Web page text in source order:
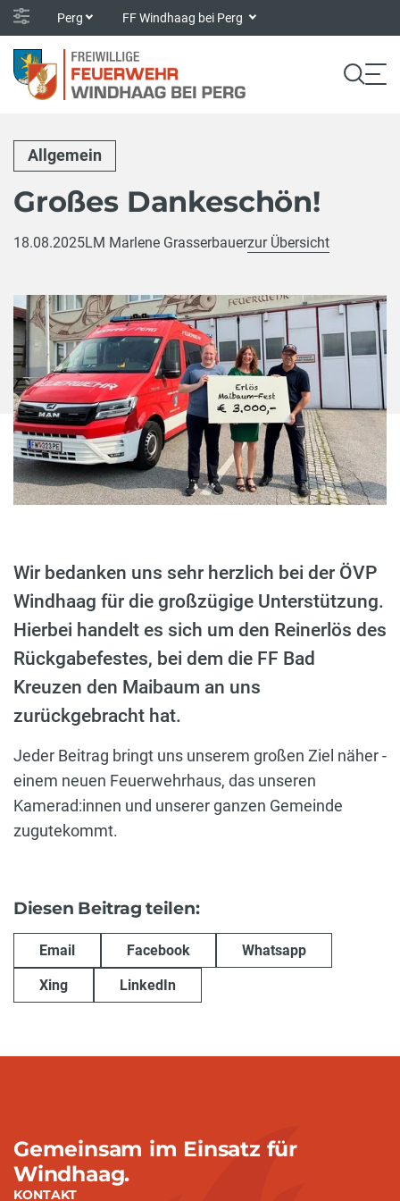
Perg FF Windhaag bei Perg
Allgemein
Großes Dankeschön!
18.08.2025LM Marlene Grasserbauerzur Übersicht
Wir bedanken uns sehr herzlich bei der ÖVP
Windhaag für die großzügige Unterstützung.
Hierbei handelt es sich um den Reinerlös des
Rückgabefestes, bei dem die FF Bad
Kreuzen den Maibaum an uns
zurückgebracht hat.
Jeder Beitrag bringt uns unserem großen Ziel näher -
einem neuen Feuerwehrhaus, das unseren
Kamerad:innen und unserer ganzen Gemeinde
zugutekommt.
Diesen Beitrag teilen:
Email Facebook Whatsapp
Xing LinkedIn
Gemeinsam im Einsatz für
Windhaag.
KONTAKT